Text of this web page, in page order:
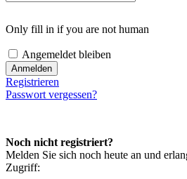
Only fill in if you are not human
Angemeldet bleiben
Registrieren
Passwort vergessen?
Noch nicht registriert?
Melden Sie sich noch heute an und
Zugriff: